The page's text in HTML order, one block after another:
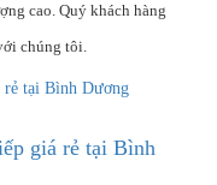
cao. Quý khách hàng
chúng tôi.
giá rẻ tại Bình